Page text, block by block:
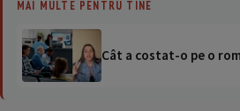
MAI MULTE PENTRU TINE
Cât a costat-o pe o